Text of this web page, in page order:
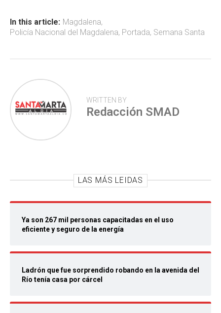
ok p
p
tir
In this article: Magdalena,
Policía Nacional del Magdalena, Portada, Semana Santa
WRITTEN BY
Redacción SMAD
LAS MÁS LEIDAS
Ya son 267 mil personas capacitadas en el uso
eficiente y seguro de la energía
Ladrón que fue sorprendido robando en la avenida del
Río tenía casa por cárcel